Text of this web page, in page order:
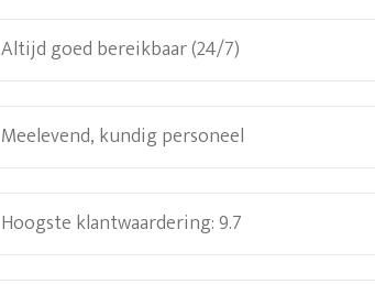
Altijd goed bereikbaar (24/7)
Meelevend, kundig personeel
Hoogste klantwaardering: 9.7